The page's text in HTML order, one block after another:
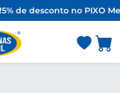
5% de desconto no PIXO